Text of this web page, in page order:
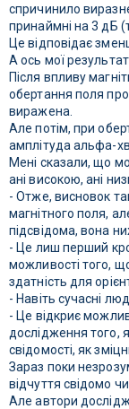
спричинило
принаймні на 3 дБ
Це відповідає
А ось мої
Після впливу
обертання поля
виражена.
Але потім, при
амплітуда альфа-
Мені сказали, що
ані високою, ані
- Отже, висновок
магнітного поля,
підсвідома, вона
- Це лиш перший
можливості того,
здатність для
- Навіть сучасні
- Це відкриє
дослідження того,
свідомості, як
Зараз поки
відчуття свідомо
Але автори